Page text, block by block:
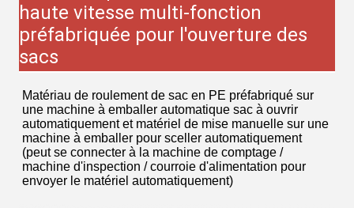
haute vitesse multi-fonction
préfabriquée pour l'ouverture des
sacs
Matériau de roulement de sac en PE préfabriqué sur
une machine à emballer automatique sac à ouvrir
automatiquement et matériel de mise manuelle sur une
machine à emballer pour sceller automatiquement
(peut se connecter à la machine de comptage /
machine d'inspection / courroie d'alimentation pour
envoyer le matériel automatiquement)